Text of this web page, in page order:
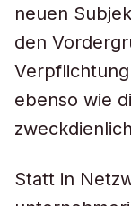
neuen
den
ebenso wie
Statt in